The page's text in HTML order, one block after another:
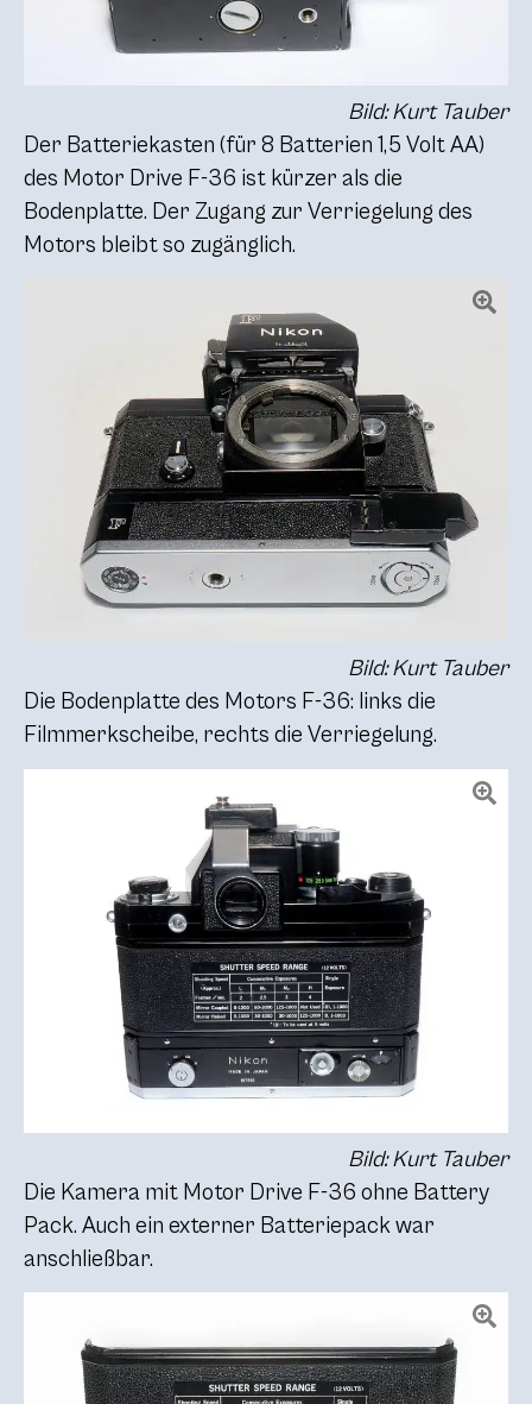
Bild: Kurt Tauber
Der Batteriekasten (für 8 Batterien 1,5 Volt AA)
des Motor Drive F-36 ist kürzer als die
Bodenplatte. Der Zugang zur Verriegelung des
Motors bleibt so zugänglich.
Bild: Kurt Tauber
Die Bodenplatte des Motors F-36: links die
Filmmerkscheibe, rechts die Verriegelung.
Bild: Kurt Tauber
Die Kamera mit Motor Drive F-36 ohne Battery
Pack. Auch ein externer Batteriepack war
anschließbar.